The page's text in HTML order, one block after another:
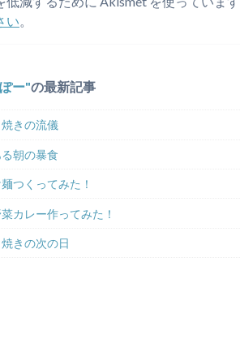
い。
ー の最新記事
きの流儀
る朝の暴食
つくってみた！
カレー作ってみた！
きの次の日